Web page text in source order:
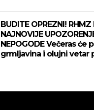
BUDITE OPREZNI!
NAJNOVIJE
NEPOGODE Večeras će
grmljavina i olujni vetar